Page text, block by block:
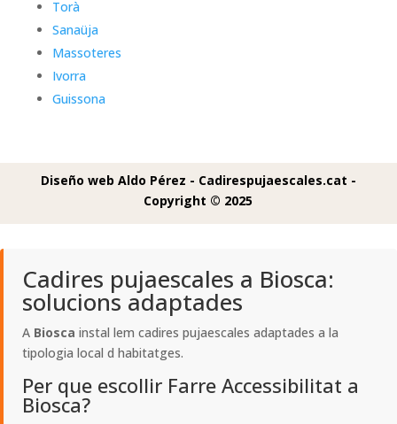
Torà
Sanaüja
Massoteres
Ivorra
Guissona
Diseño web Aldo Pérez - Cadirespujaescales.cat -
Copyright © 2025
Cadires pujaescales a Biosca:
solucions adaptades
A Biosca instal lem cadires pujaescales adaptades a la
tipologia local d habitatges.
Per que escollir Farre Accessibilitat a
Biosca?